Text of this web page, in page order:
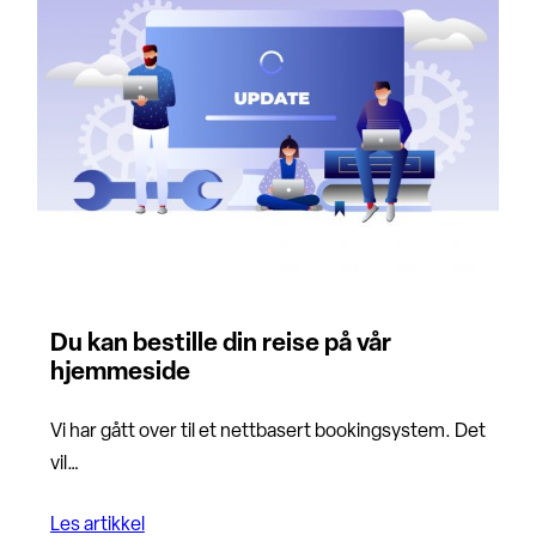
Du kan bestille din reise på vår
hjemmeside
Vi har gått over til et nettbasert bookingsystem. Det
vil…
Les artikkel